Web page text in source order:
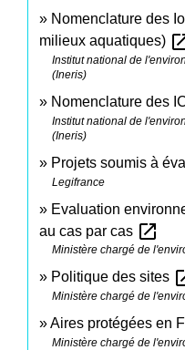
Nomenclature des
milieux aquatiques)
Institut national de
(Ineris)
Nomenclature des
Institut national de
(Ineris)
Projets soumis à
Legifrance
Evaluation
au cas par cas open_in_new
Ministère chargé de
Politique des sites
Ministère chargé de
Aires protégées en
Ministère chargé de